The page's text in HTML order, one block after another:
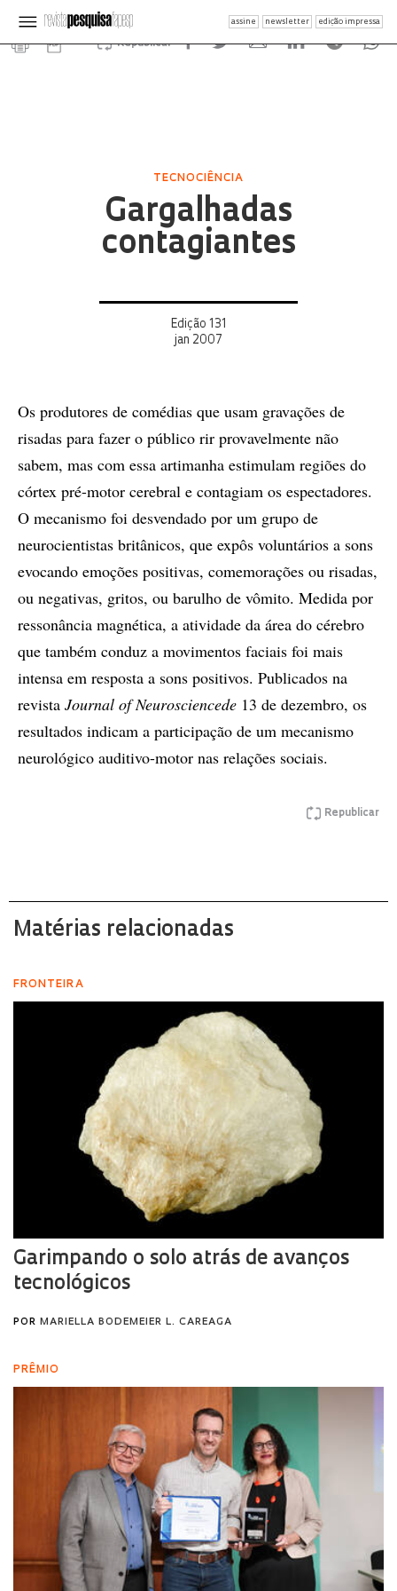
assine newsletter edição impressa
Republicar
TECNOCIÊNCIA
Gargalhadas
contagiantes
Edição 131
jan 2007
Os produtores de comédias que usam gravações de
risadas para fazer o público rir provavelmente não
sabem, mas com essa artimanha estimulam regiões do
córtex pré-motor cerebral e contagiam os espectadores.
O mecanismo foi desvendado por um grupo de
neurocientistas britânicos, que expôs voluntários a sons
evocando emoções positivas, comemorações ou risadas,
ou negativas, gritos, ou barulho de vômito. Medida por
ressonância magnética, a atividade da área do cérebro
que também conduz a movimentos faciais foi mais
intensa em resposta a sons positivos. Publicados na
revista Journal of Neurosciencede 13 de dezembro, os
resultados indicam a participação de um mecanismo
neurológico auditivo-motor nas relações sociais.
Republicar